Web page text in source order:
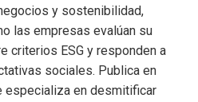
y sostenibilidad,
las empresas evalúan su
criterios ESG y responden a
sociales. Publica en
especializa en desmitificar